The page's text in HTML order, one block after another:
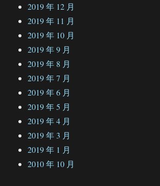
2019 年 12 月
2019 年 11 月
2019 年 10 月
2019 年 9 月
2019 年 8 月
2019 年 7 月
2019 年 6 月
2019 年 5 月
2019 年 4 月
2019 年 3 月
2019 年 1 月
2010 年 10 月